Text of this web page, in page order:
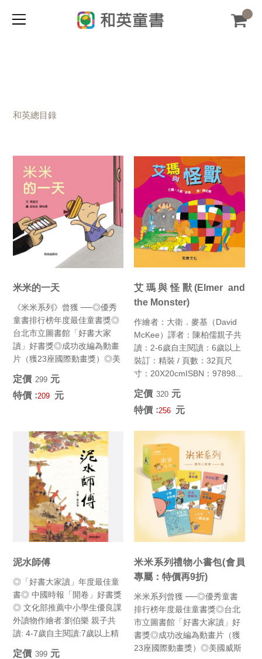
和英總目錄
米米的一天
《米米系列》曾獲 ──◎優秀
童書排行榜年度最佳童書獎◎
台北市立圖書館「好書大家
讀」好書獎◎成功改編為動畫
片（獲23座國際動畫獎）◎美
部...
定價﹕299 元
特價﹕209 元
艾瑪與怪獸(Elmer and
the Monster)
作繪者：大衛．麥基（David
McKee）譯者：陳柏儒親子共
讀：2-6歲自主閱讀：6歲以上
裝訂：精裝 / 頁數：32頁尺
寸：20X20cmISBN：97898...
定價﹕320 元
特價﹕256 元
泥水師傅
◎「好書大家讀」年度最佳童
書◎ 中國時報「開卷」好書獎
◎ 文化部推薦中小學生優良課
外讀物作繪者:劉伯樂 親子共
讀: 4-7歲自主閱讀:7歲以上精
定價﹕399 元
米米系列禮物小書包(會員
專屬：特價再9折)
米米系列曾獲 ──◎優秀童書
排行榜年度最佳童書獎◎台北
市立圖書館「好書大家讀」好
書獎◎成功改編為動畫片（獲
23座國際動畫獎）◎美國威斯